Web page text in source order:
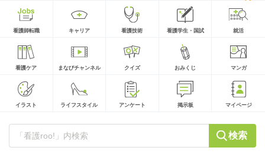
看護師転職 キャリア 看護技術 看護学生・国試 就活
看護ケア まなびチャンネル クイズ おみくじ マンガ
イラスト ライフスタイル アンケート 掲示板 マイページ
検索